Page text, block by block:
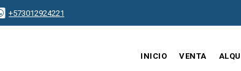
+573012924221
INICIO VENTA